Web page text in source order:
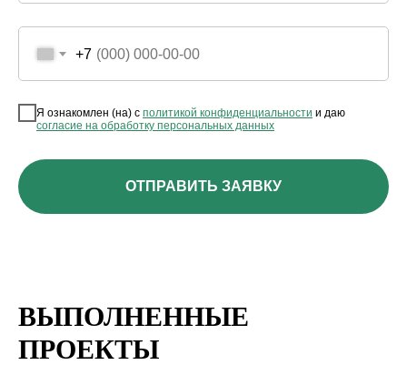
+7
Я ознакомлен (на) с политикой конфиденциальности и даю
согласие на обработку персональных данных
ОТПРАВИТЬ ЗАЯВКУ
ВЫПОЛНЕННЫЕ
ПРОЕКТЫ